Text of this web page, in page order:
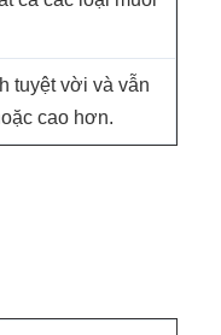
tuyệt vời và vẫn
cao hơn.